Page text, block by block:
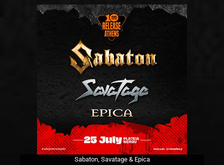
Sabaton, Savatage & Epica